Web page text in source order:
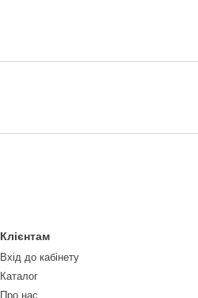
Клієнтам
Вхід до кабінету
Каталог
Про нас